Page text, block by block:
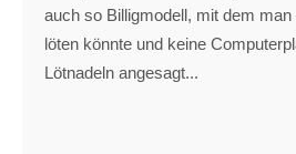
auch so Billigmodell, mit dem
löten könnte und keine
Lötnadeln angesagt...